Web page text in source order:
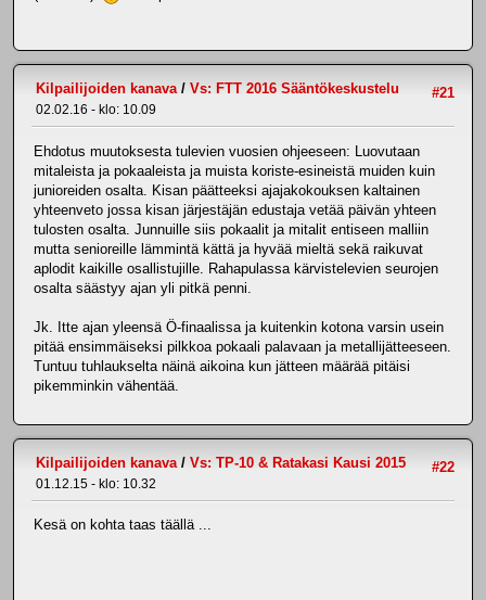
#21
Kilpailijoiden kanava/ Vs: FTT 2016 Sääntökeskustelu
02.02.16 - klo: 10.09
Ehdotus muutoksesta tulevien vuosien ohjeeseen: Luovutaan
mitaleista ja pokaaleista ja muista koriste-esineistä muiden kuin
junioreiden osalta. Kisan päätteeksi ajajakokouksen kaltainen
yhteenveto jossa kisan järjestäjän edustaja vetää päivän yhteen
tulosten osalta. Junnuille siis pokaalit ja mitalit entiseen malliin
mutta senioreille lämmintä kättä ja hyvää mieltä sekä raikuvat
aplodit kaikille osallistujille. Rahapulassa kärvistelevien seurojen
osalta säästyy ajan yli pitkä penni.
Jk. Itte ajan yleensä Ö-finaalissa ja kuitenkin kotona varsin usein
pitää ensimmäiseksi pilkkoa pokaali palavaan ja metallijätteeseen.
Tuntuu tuhlaukselta näinä aikoina kun jätteen määrää pitäisi
pikemminkin vähentää.
#22
Kilpailijoiden kanava / Vs: TP-10 & Ratakasi Kausi 2015
01.12.15 - klo: 10.32
Kesä on kohta taas täällä ...